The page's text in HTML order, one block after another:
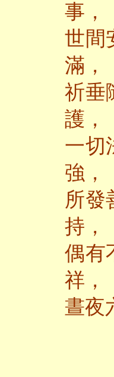
事，
世間
滿，
祈垂
護，
一切
強，
所發
持，
偶有
祥，
晝夜